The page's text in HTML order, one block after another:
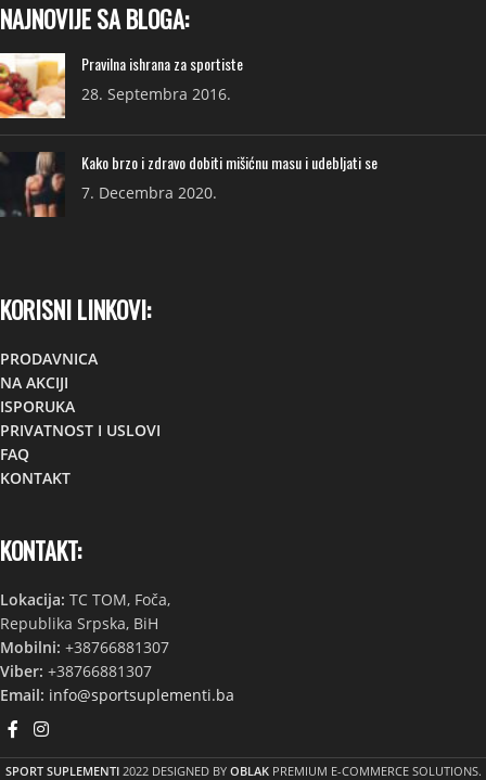
NAJNOVIJE SA BLOGA:
Pravilna ishrana za sportiste
28. Septembra 2016.
Kako brzo i zdravo dobiti mišićnu masu i udebljati se
7. Decembra 2020.
KORISNI LINKOVI:
PRODAVNICA
NA AKCIJI
ISPORUKA
PRIVATNOST I USLOVI
FAQ
KONTAKT
KONTAKT:
Lokacija: TC TOM, Foča,
Republika Srpska, BiH
Mobilni: +38766881307
Viber: +38766881307
Email: info@sportsuplementi.ba
SPORT SUPLEMENTI 2022 DESIGNED BY OBLAKPREMIUM E-COMMERCE SOLUTIONS.